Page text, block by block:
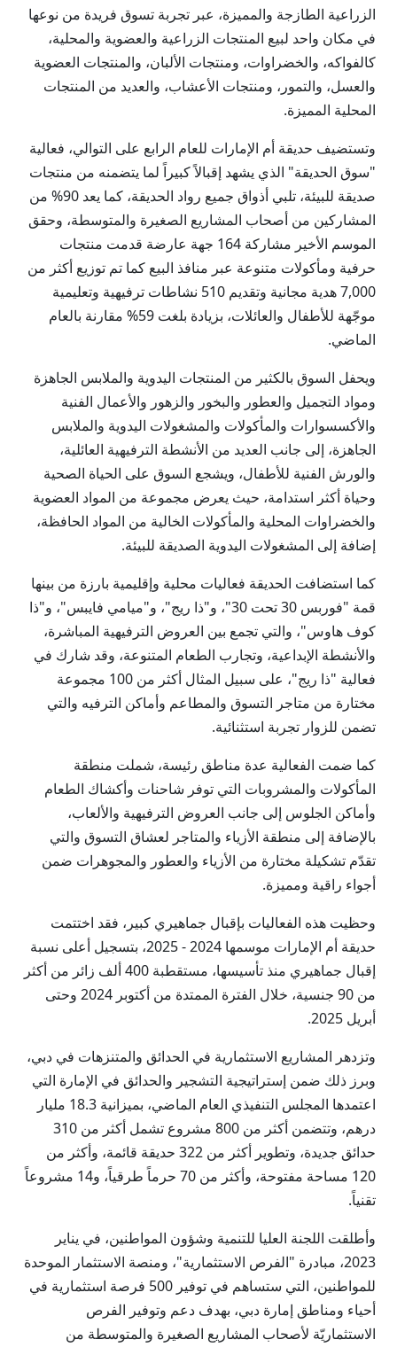
الزراعية الطازجة والمميزة، عبر تجربة تسوق فريدة من نوعها
في مكان واحد لبيع المنتجات الزراعية والعضوية والمحلية،
كالفواكه، والخضراوات، ومنتجات الألبان، والمنتجات العضوية
والعسل، والتمور، ومنتجات الأعشاب، والعديد من المنتجات
المحلية المميزة.
وتستضيف حديقة أم الإمارات للعام الرابع على التوالي، فعالية
"سوق الحديقة" الذي يشهد إقبالاً كبيراً لما يتضمنه من منتجات
صديقة للبيئة، تلبي أذواق جميع رواد الحديقة، كما يعد 90% من
المشاركين من أصحاب المشاريع الصغيرة والمتوسطة، وحقق
الموسم الأخير مشاركة 164 جهة عارضة قدمت منتجات
حرفية ومأكولات متنوعة عبر منافذ البيع كما تم توزيع أكثر من
7,000 هدية مجانية وتقديم 510 نشاطات ترفيهية وتعليمية
موجّهة للأطفال والعائلات، بزيادة بلغت 59% مقارنة بالعام
الماضي.
ويحفل السوق بالكثير من المنتجات اليدوية والملابس الجاهزة
ومواد التجميل والعطور والبخور والزهور والأعمال الفنية
والأكسسوارات والمأكولات والمشغولات اليدوية والملابس
الجاهزة، إلى جانب العديد من الأنشطة الترفيهية العائلية،
والورش الفنية للأطفال، ويشجع السوق على الحياة الصحية
وحياة أكثر استدامة، حيث يعرض مجموعة من المواد العضوية
والخضراوات المحلية والمأكولات الخالية من المواد الحافظة،
إضافة إلى المشغولات اليدوية الصديقة للبيئة.
كما استضافت الحديقة فعاليات محلية وإقليمية بارزة من بينها
قمة "فوربس 30 تحت 30"، و"ذا ريج"، و"ميامي فايبس"، و"ذا
كوف هاوس"، والتي تجمع بين العروض الترفيهية المباشرة،
والأنشطة الإبداعية، وتجارب الطعام المتنوعة، وقد شارك في
فعالية "ذا ريج"، على سبيل المثال أكثر من 100 مجموعة
مختارة من متاجر التسوق والمطاعم وأماكن الترفيه والتي
تضمن للزوار تجربة استثنائية.
كما ضمت الفعالية عدة مناطق رئيسة، شملت منطقة
المأكولات والمشروبات التي توفر شاحنات وأكشاك الطعام
وأماكن الجلوس إلى جانب العروض الترفيهية والألعاب،
بالإضافة إلى منطقة الأزياء والمتاجر لعشاق التسوق والتي
تقدّم تشكيلة مختارة من الأزياء والعطور والمجوهرات ضمن
أجواء راقية ومميزة.
وحظيت هذه الفعاليات بإقبال جماهيري كبير، فقد اختتمت
حديقة أم الإمارات موسمها 2024 - 2025، بتسجيل أعلى نسبة
إقبال جماهيري منذ تأسيسها، مستقطبة 400 ألف زائر من أكثر
من 90 جنسية، خلال الفترة الممتدة من أكتوبر 2024 وحتى
أبريل 2025.
وتزدهر المشاريع الاستثمارية في الحدائق والمتنزهات في دبي،
وبرز ذلك ضمن إستراتيجية التشجير والحدائق في الإمارة التي
اعتمدها المجلس التنفيذي العام الماضي، بميزانية 18.3 مليار
درهم، وتتضمن أكثر من 800 مشروع تشمل أكثر من 310
حدائق جديدة، وتطوير أكثر من 322 حديقة قائمة، وأكثر من
120 مساحة مفتوحة، وأكثر من 70 حرماً طرقياً، ‏و14 مشروعاً
تقنياً.
وأطلقت اللجنة العليا للتنمية وشؤون المواطنين، في يناير
2023، مبادرة "الفرص الاستثمارية"، ومنصة الاستثمار الموحدة
للمواطنين، التي ستساهم في توفير 500 فرصة استثمارية في
أحياء ومناطق إمارة دبي، بهدف دعم وتوفير الفرص
الاستثماريّة لأصحاب المشاريع الصغيرة والمتوسطة من